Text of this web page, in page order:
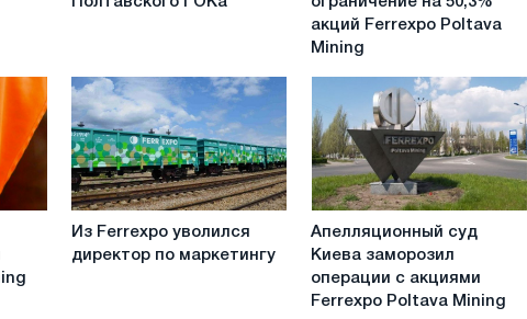
Полтавского
ГОКа
наложил
новое
ограничение
50,3%
акций
Ferrexpo
Poltava
Mining
акций Ferrexpo Poltava
Mining
Из
уволился
Из Ferrexpo уволился
директор по маркетингу
Апелляционный
суд
заморозил
операции
Апелляционный суд
Киева заморозил
операции с акциями
Ferrexpo Poltava Mining